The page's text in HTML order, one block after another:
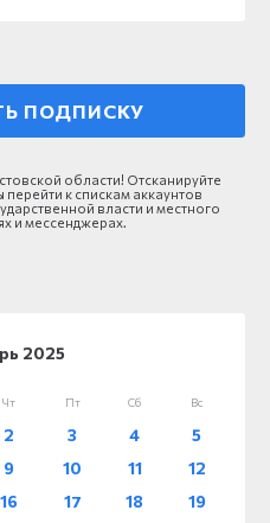
ПОДПИСКУ
области! Отсканируйте
к спискам аккаунтов
власти и местного
и мессенджерах.
2025
Чт Пт Сб Вс
2 3 4
5
9 10 11
12
16 17 18
19